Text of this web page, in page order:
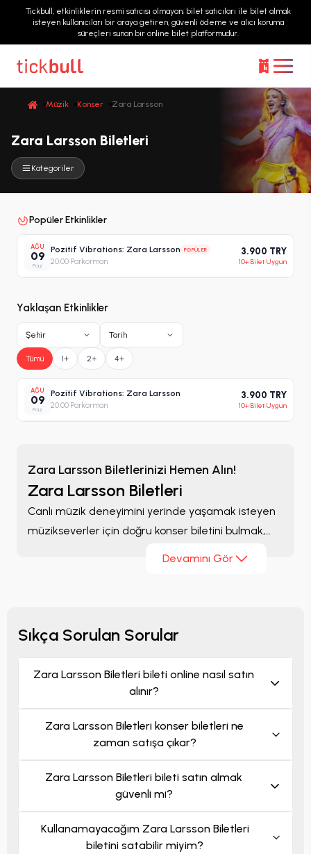
Tickbull, etkinliklerin resmi satıcısı olmayan; bilet satıcıları ile bilet almak
isteyen kullanıcıları bir araya getiren, güvenli ödeme ve alıcı koruma
süreçleri sunan bir online bilet platformudur.
Müzik Konser Zara Larsson
Zara Larsson Biletleri
Kategoriler
Popüler Etkinlikler
AĞU
09
Paz
Pozitif Vibrations: Zara Larsson POPÜLER
20:00·Parkorman
3.900 TRY
10+ Bilet Uygun
Yaklaşan Etkinlikler
Şehir Tarih
Tümü 1+ 2+ 4+
AĞU
09
Paz
Pozitif Vibrations: Zara Larsson
20:00·Parkorman
3.900 TRY
10+ Bilet Uygun
Zara Larsson Biletlerinizi Hemen Alın!
Zara Larsson Biletleri
Canlı müzik deneyimini yerinde yaşamak isteyen
müzikseverler için doğru konser biletini bulmak,
size uygun bilet seçeneklerini tek bir platform
üzerinden değerlendirebilirsiniz.
Devamını Gör
Sıkça Sorulan Sorular
Zara Larsson Biletleri bileti online nasıl satın
alınır?
Zara Larsson Biletleri konser biletleri ne
zaman satışa çıkar?
Zara Larsson Biletleri bileti satın almak
güvenli mi?
Kullanamayacağım Zara Larsson Biletleri
biletini satabilir miyim?